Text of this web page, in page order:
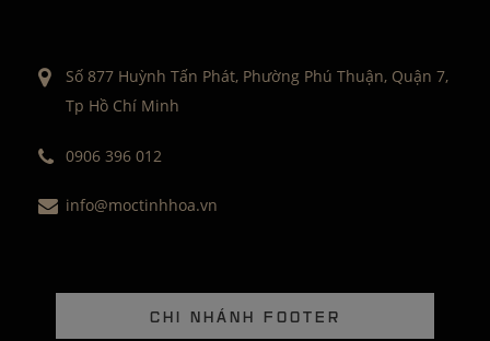
Số 877 Huỳnh Tấn Phát, Phường Phú Thuận, Quận 7,
Tp Hồ Chí Minh
0906 396 012
info@moctinhhoa.vn
CHI NHÁNH FOOTER